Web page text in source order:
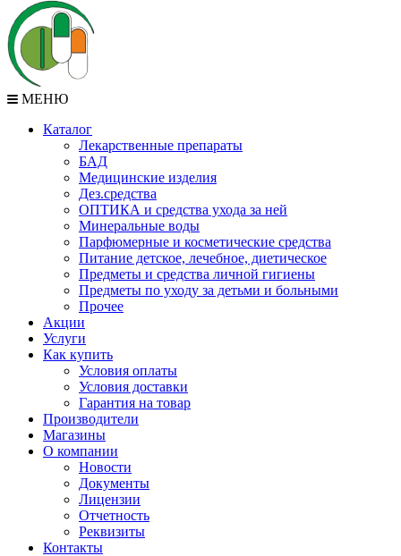
МЕНЮ
Каталог
Лекарственные препараты
БАД
Медицинские изделия
Дез.средства
ОПТИКА и средства ухода за ней
Минеральные воды
Парфюмерные и косметические средства
Питание детское, лечебное, диетическое
Предметы и средства личной гигиены
Предметы по уходу за детьми и больными
Прочее
Акции
Услуги
Как купить
Условия оплаты
Условия доставки
Гарантия на товар
Производители
Магазины
О компании
Новости
Документы
Лицензии
Отчетность
Реквизиты
Контакты